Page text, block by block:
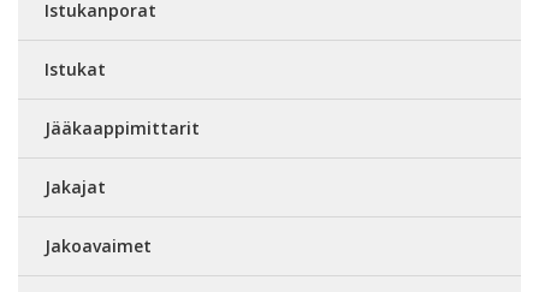
Istukanporat
Istukat
Jääkaappimittarit
Jakajat
Jakoavaimet